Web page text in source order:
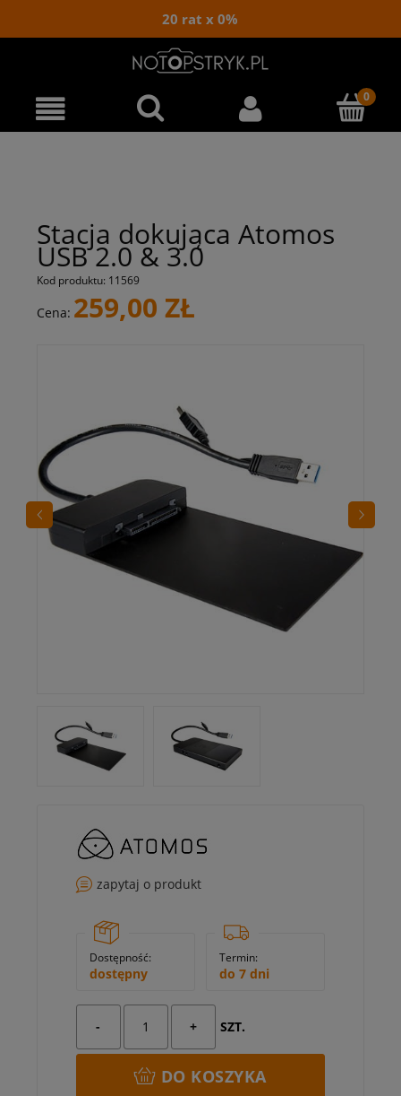
20 rat x 0%
Stacja dokująca Atomos
USB 2.0 & 3.0
Kod produktu: 11569
Cena: 259,00 ZŁ
zapytaj o produkt
Dostępność:
dostępny
Termin:
do 7 dni
- + SZT.
DO KOSZYKA